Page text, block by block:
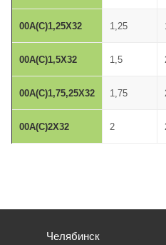
00A(C)1,25X32 1,25
00A(C)1,5X32 1,5
00A(C)1,75,25X32 1,75
00A(C)2X32 2
Челябинск